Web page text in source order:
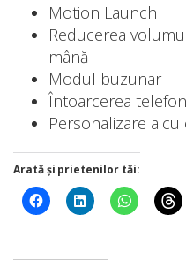
Motion Launch
Reducerea
mână
Modul buzunar
Întoarcerea
Personalizare a
Arată și prietenilor tăi: